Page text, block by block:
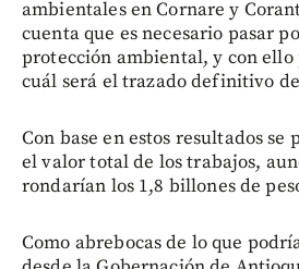
ambientales en Cornare y
cuenta que es necesario pasar
protección ambiental, y con ello
cuál será el trazado definitivo
Con base en estos resultados
el valor total de los trabajos,
rondarían los 1,8 billones de
Como abrebocas de lo que